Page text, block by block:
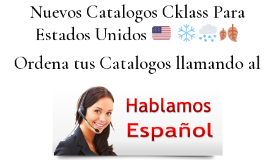
Nuevos Catalogos Cklass Para
Estados Unidos
Ordena tus Catalogos llamando al